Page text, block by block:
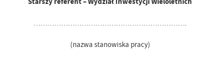
………………………………………………………….
(nazwa stanowiska pracy)